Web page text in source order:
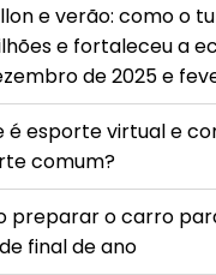
e verão: como o
e fortaleceu a
de 2025 e
é esporte virtual e
comum?
preparar o carro
final de ano